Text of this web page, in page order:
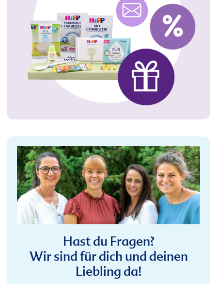
Hast du Fragen?
Wir sind für dich und deinen
Liebling da!